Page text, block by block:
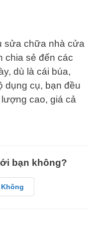
sửa chữa nhà cửa
chia sẻ đến các
dù là cái búa,
dụng cụ, bạn đều
cao, giá cả
bạn không?
Không